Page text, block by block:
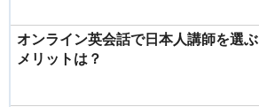
オンライン英会話で日本人講師を選ぶ
メリットは？